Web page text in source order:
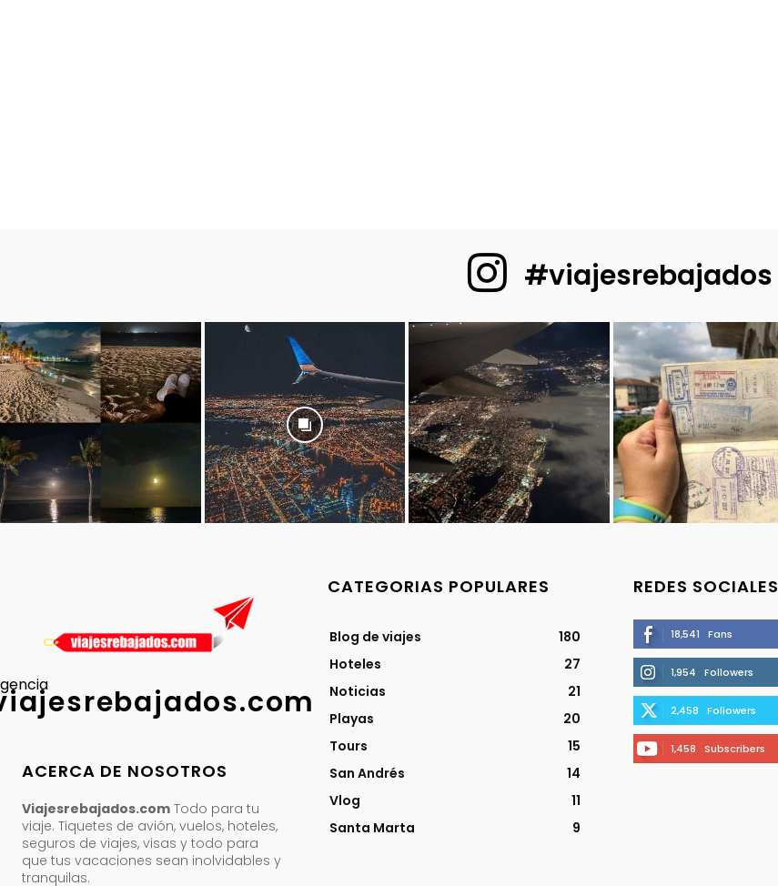
#viajesrebajados
ACERCA DE NOSOTROS
Viajesrebajados.com Todo para tu
viaje. Tiquetes de avión, vuelos, hoteles,
seguros de viajes, visas y todo para
que tus vacaciones sean inolvidables y
tranquilas.
CATEGORIAS POPULARES
Blog de viajes
180
Hoteles
27
Noticias
21
Playas
20
Tours
15
San Andrés
14
Vlog
11
Santa Marta
9
REDES SOCIALES
18,541 Fans
1,954 Followers
2,458 Followers
1,458 Subscribers